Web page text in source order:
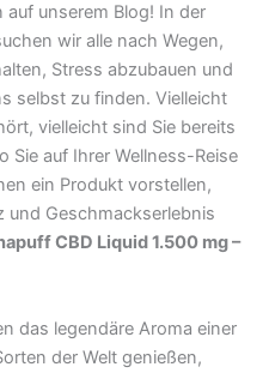
unserem Blog! In der
wir alle nach Wegen,
Stress abzubauen und
selbst zu finden. Vielleicht
vielleicht sind Sie bereits
Sie auf Ihrer Wellness-Reise
ein Produkt vorstellen,
und Geschmackserlebnis
CBD Liquid 1.500 mg –
das legendäre Aroma einer
der Welt genießen,